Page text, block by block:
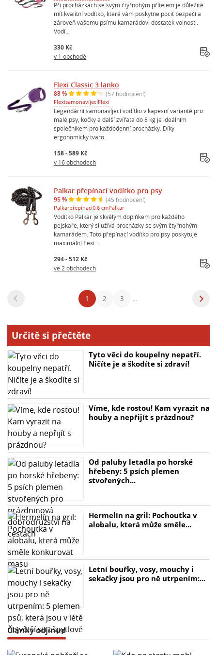
Při procházkách se svým čtyřnohým přítelem je důležité
mít kvalitní vodítko, které vám poskytne pocit bezpečí a
zároveň vašemu psímu kamarádovi dostatek volnosti.
Vodí...
330 Kč
v 1 obchodě
Flexi Classic 3 lanko
88 % (57 hodnocení)
FlexisamonavíjecíFlexi
Legendární samonavíjecí vodítko v kapesní variantě pro
malé psy, kočky a další zvířata do 8 kg je ideálním
společníkem pro každodenní procházky. Díky
ergonomicky tvaro...
158 - 589 Kč
v 16 obchodech
Palkar přepínací vodítko pro psy
95 % (45 hodnocení)
Palkarpřepínací0.8 cmPalkar
Vodítko Palkar je skvělým doplňkem pro každého
pejskaře, který si užívá procházky se svým čtyřnohým
kamarádem. Toto přepínací vodítko pro psy poskytuje
maximální flexi...
294 - 512 Kč
ve 2 obchodech
1 2 3
Určitě si přečtěte
Tyto věci do koupelny nepatří.
Ničíte je a škodíte si zdraví!
Víme, kde rostou! Kam vyrazit na
houby a nepřijít s prázdnou?
Od paluby letadla po horské
hřebeny: 5 psích plemen
stvořených...
Hermelín na gril: Pochoutka v
alobalu, která může směle...
Letní bouřky, vosy, mouchy i
sekačky jsou pro ně utrpením:...
Články odjinud